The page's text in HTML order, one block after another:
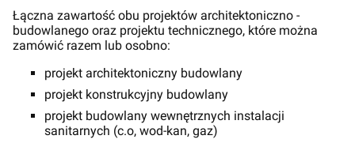
Łączna zawartość obu projektów architektoniczno -
budowlanego oraz projektu technicznego, które można
zamówić razem lub osobno:
projekt architektoniczny budowlany
projekt konstrukcyjny budowlany
projekt budowlany wewnętrznych instalacji
sanitarnych (c.o, wod-kan, gaz)